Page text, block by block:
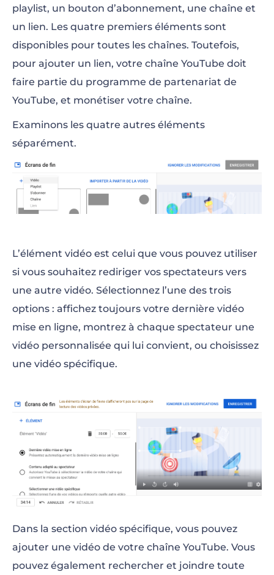
playlist, un bouton d’abonnement, une chaîne et
un lien. Les quatre premiers éléments sont
disponibles pour toutes les chaînes. Toutefois,
pour ajouter un lien, votre chaîne YouTube doit
faire partie du programme de partenariat de
YouTube, et monétiser votre chaîne.
Examinons les quatre autres éléments
séparément.
L’élément vidéo est celui que vous pouvez utiliser
si vous souhaitez rediriger vos spectateurs vers
une autre vidéo. Sélectionnez l’une des trois
options : affichez toujours votre dernière vidéo
mise en ligne, montrez à chaque spectateur une
vidéo personnalisée qui lui convient, ou choisissez
une vidéo spécifique.
Dans la section vidéo spécifique, vous pouvez
ajouter une vidéo de votre chaîne YouTube. Vous
pouvez également rechercher et joindre toute